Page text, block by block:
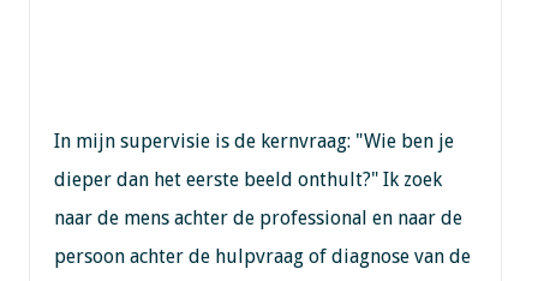
In mijn supervisie is de kernvraag: "Wie ben je
dieper dan het eerste beeld onthult?" Ik zoek
naar de mens achter de professional en naar de
persoon achter de hulpvraag of diagnose van de